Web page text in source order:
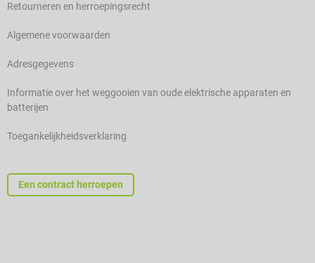
Retourneren en herroepingsrecht
Algemene voorwaarden
Adresgegevens
Informatie over het weggooien van oude elektrische apparaten en
batterijen
Toegankelijkheidsverklaring
Een contract herroepen